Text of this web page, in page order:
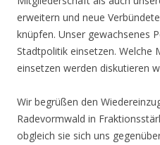
erweitern und neue
knüpfen. Unser gewachsenes
Stadtpolitik einsetzen. Welche
einsetzen werden diskutieren
Wir begrüßen den
Radevormwald in
obgleich sie sich uns